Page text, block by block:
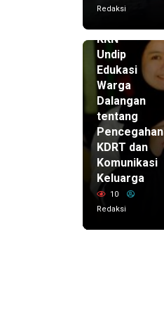
Redaksi
KKN
Undip
Edukasi
Warga
Dalangan
tentang
Pencegahan
KDRT dan
Komunikasi
Keluarga
10
Redaksi